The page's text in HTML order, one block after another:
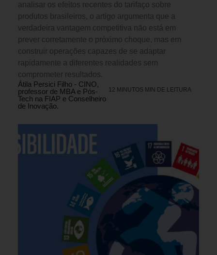
analisar os efeitos recentes do tarifaço sobre
produtos brasileiros, o artigo argumenta que a
verdadeira vantagem competitiva não está em
prever corretamente o próximo choque, mas em
construir operações capazes de se adaptar
rapidamente a diferentes realidades sem
comprometer resultados.
Átila Persici Filho - CINO,
professor de MBA e Pós-
Tech na FIAP e Conselheiro
de Inovação.
12 MINUTOS MIN DE LEITURA